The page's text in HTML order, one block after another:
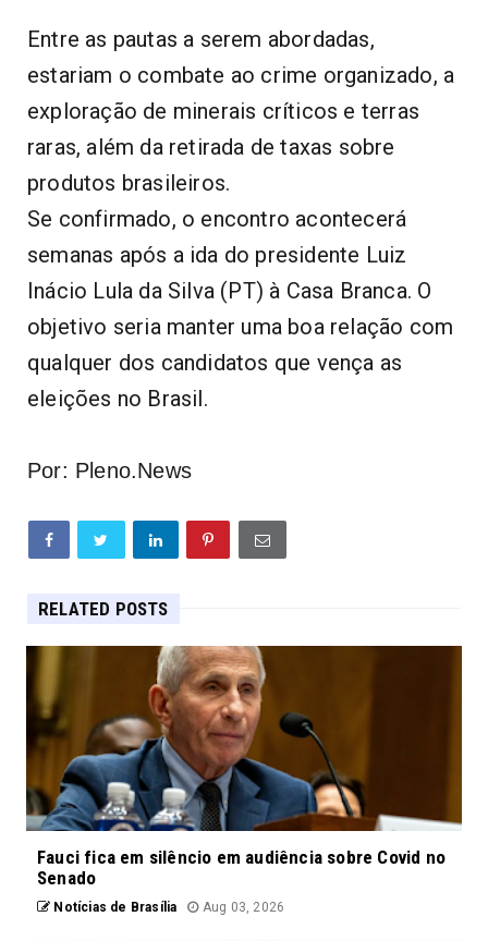
Entre as pautas a serem abordadas,
estariam o combate ao crime organizado, a
exploração de minerais críticos e terras
raras, além da retirada de taxas sobre
produtos brasileiros.
Se confirmado, o encontro acontecerá
semanas após a ida do presidente Luiz
Inácio Lula da Silva (PT) à Casa Branca. O
objetivo seria manter uma boa relação com
qualquer dos candidatos que vença as
eleições no Brasil.
Por: Pleno.News
RELATED POSTS
Fauci fica em silêncio em audiência sobre Covid no
Senado
Notícias de Brasília Aug 03, 2026